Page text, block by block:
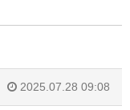
2025.07.28 09:08